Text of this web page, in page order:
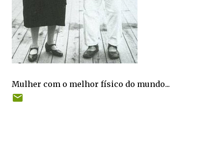
Mulher com o melhor físico do mundo...